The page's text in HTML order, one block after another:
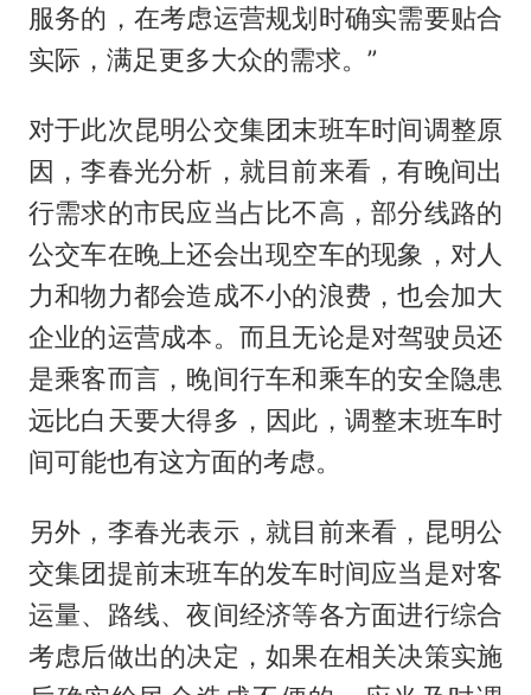
服务的，在考虑运营规划时确实需要贴合
实际，满足更多大众的需求。”
对于此次昆明公交集团末班车时间调整原
因，李春光分析，就目前来看，有晚间出
行需求的市民应当占比不高，部分线路的
公交车在晚上还会出现空车的现象，对人
力和物力都会造成不小的浪费，也会加大
企业的运营成本。而且无论是对驾驶员还
是乘客而言，晚间行车和乘车的安全隐患
远比白天要大得多，因此，调整末班车时
间可能也有这方面的考虑。
另外，李春光表示，就目前来看，昆明公
交集团提前末班车的发车时间应当是对客
运量、路线、夜间经济等各方面进行综合
考虑后做出的决定，如果在相关决策实施